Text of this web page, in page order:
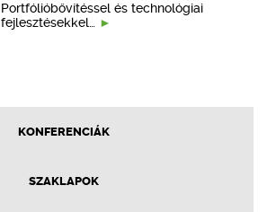
Portfólióbővítéssel és technológiai
fejlesztésekkel…
KONFERENCIÁK
SZAKLAPOK